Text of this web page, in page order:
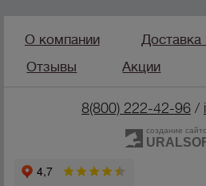
О компании Доставка
Отзывы
Акции
8(800) 222-42-96/
создание